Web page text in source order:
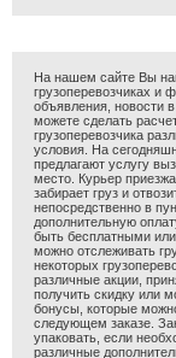
На нашем сайте Вы
грузоперевозчиках и
объявления, новости
можете сделать
грузоперевозчика
условия. На
предлагают услугу
место. Курьер
забирает груз и
непосредственно в
дополнительную
быть бесплатными или
можно отслеживать
некоторых
различные акции,
получить скидку или
бонусы, которые
следующем заказе.
упаковать, если
различные